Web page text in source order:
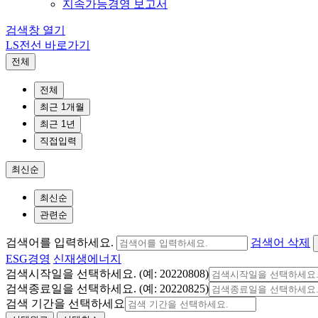
지속가능경영 보고서
검색창 열기
LS전선 바로가기
전체
전체
최근 1개월
최근 1년
직접입력
최신순
최신순
관련순
검색어를 입력하세요.
검색어 삭제
ESG경영 신재생에너지
검색시작일을 선택하세요. (예: 20220808)
검색종료일을 선택하세요. (예: 20220825)
검색 기간을 선택하세요